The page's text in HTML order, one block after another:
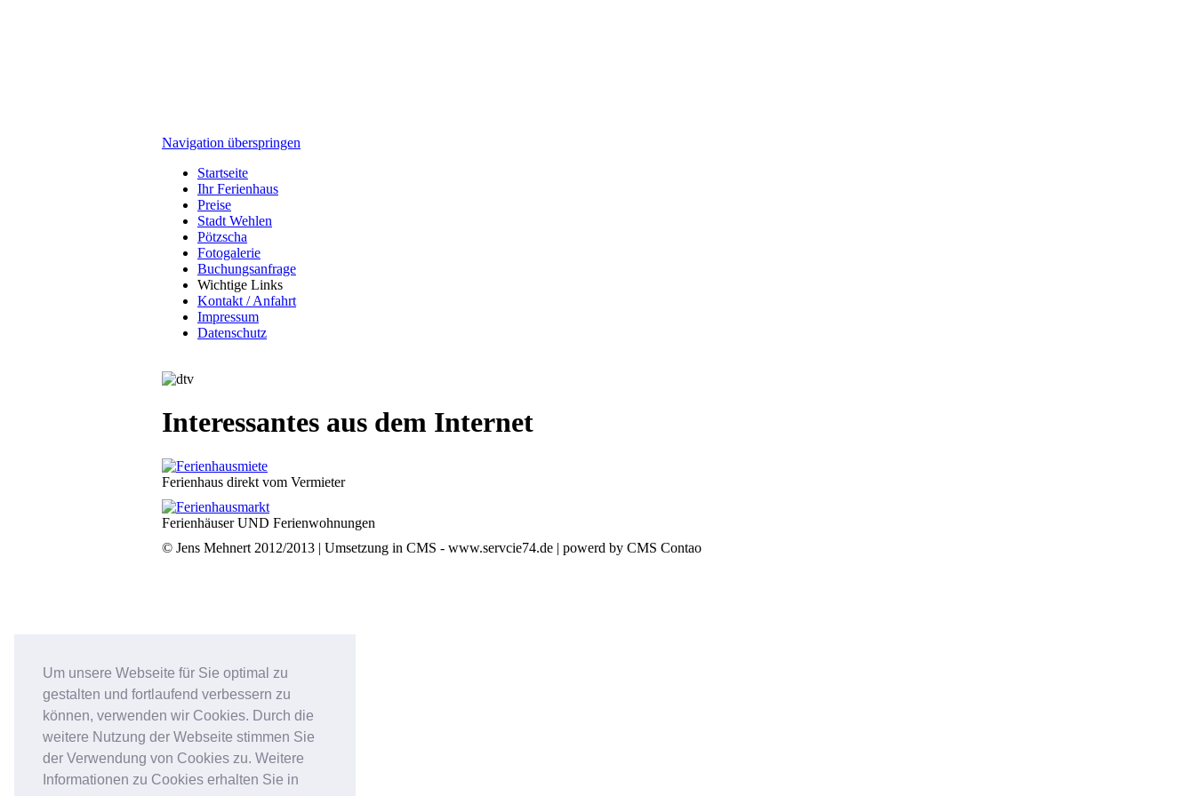
Um unsere Webseite für Sie optimal zu
gestalten und fortlaufend verbessern zu
können, verwenden wir Cookies. Durch die
weitere Nutzung der Webseite stimmen Sie
der Verwendung von Cookies zu. Weitere
Informationen zu Cookies erhalten Sie in
Navigation überspringen
Startseite
Ihr Ferienhaus
Preise
Stadt Wehlen
Pötzscha
Fotogalerie
Buchungsanfrage
Wichtige Links
Kontakt / Anfahrt
Impressum
Datenschutz
Interessantes aus dem Internet
Ferienhaus direkt vom Vermieter
Ferienhäuser UND Ferienwohnungen
© Jens Mehnert 2012/2013 | Umsetzung in CMS - www.servcie74.de | powerd by CMS Contao